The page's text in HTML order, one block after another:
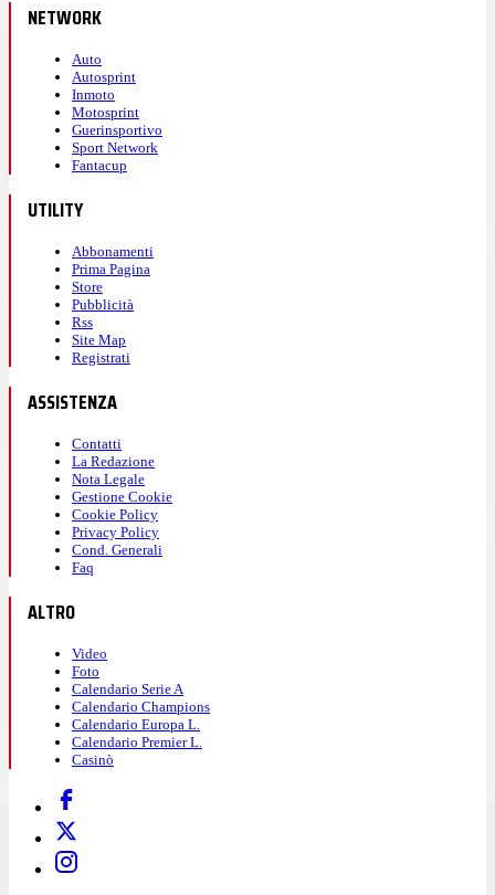
NETWORK
Auto
Autosprint
Inmoto
Motosprint
Guerinsportivo
Sport Network
Fantacup
UTILITY
Abbonamenti
Prima Pagina
Store
Pubblicità
Rss
Site Map
Registrati
ASSISTENZA
Contatti
La Redazione
Nota Legale
Gestione Cookie
Cookie Policy
Privacy Policy
Cond. Generali
Faq
ALTRO
Video
Foto
Calendario Serie A
Calendario Champions
Calendario Europa L.
Calendario Premier L.
Casinò